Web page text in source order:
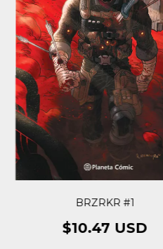
BRZRKR #1
$10.47 USD